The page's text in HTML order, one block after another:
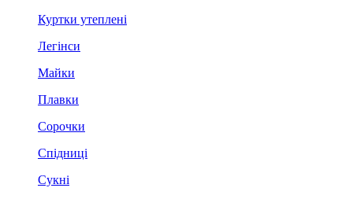
Куртки утеплені
Легінси
Майки
Плавки
Сорочки
Спідниці
Сукні